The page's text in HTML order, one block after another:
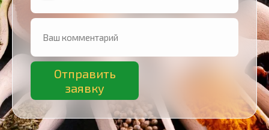
Отправить
заявку